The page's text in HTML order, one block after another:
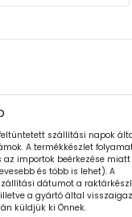
szállítási napok
A termékkészlet
az importok beérkezése miatt
és több is lehet). A
dátumot a
a gyártó által
küldjük ki Önnek.